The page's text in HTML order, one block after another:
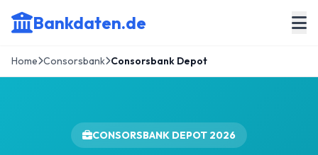
Bankdaten.de
Home Consorsbank Consorsbank Depot
CONSORSBANK DEPOT 2026